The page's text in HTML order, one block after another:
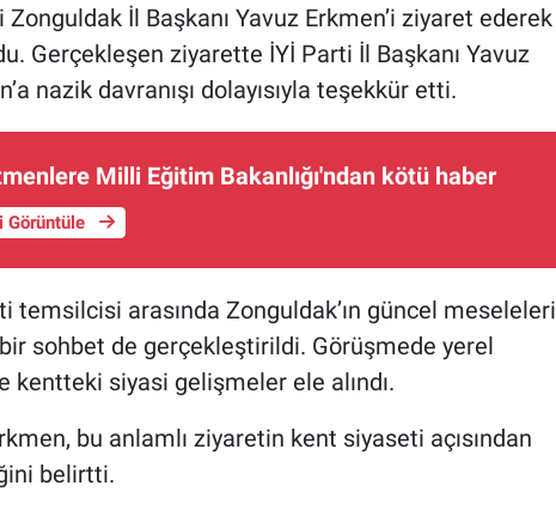
Zonguldak İl Başkanı Yavuz Erkmen’i ziyaret ederek
Gerçekleşen ziyarette İYİ Parti İl Başkanı Yavuz
nazik davranışı dolayısıyla teşekkür etti.
Milli Eğitim Bakanlığı'ndan kötü haber
Görüntüle
temsilcisi arasında Zonguldak’ın güncel meseleleri
sohbet de gerçekleştirildi. Görüşmede yerel
kentteki siyasi gelişmeler ele alındı.
bu anlamlı ziyaretin kent siyaseti açısından
belirtti.